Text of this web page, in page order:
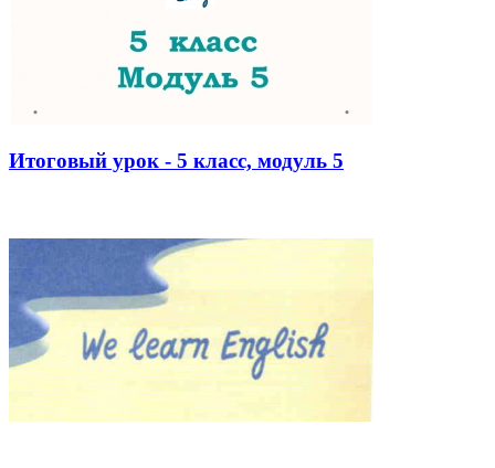
Итоговый урок - 5 класс, модуль 5